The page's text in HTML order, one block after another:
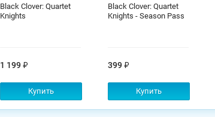
Black Clover: Quartet
Knights
1 199
Купить
Black Clover: Quartet
Knights - Season Pass
399
Купить